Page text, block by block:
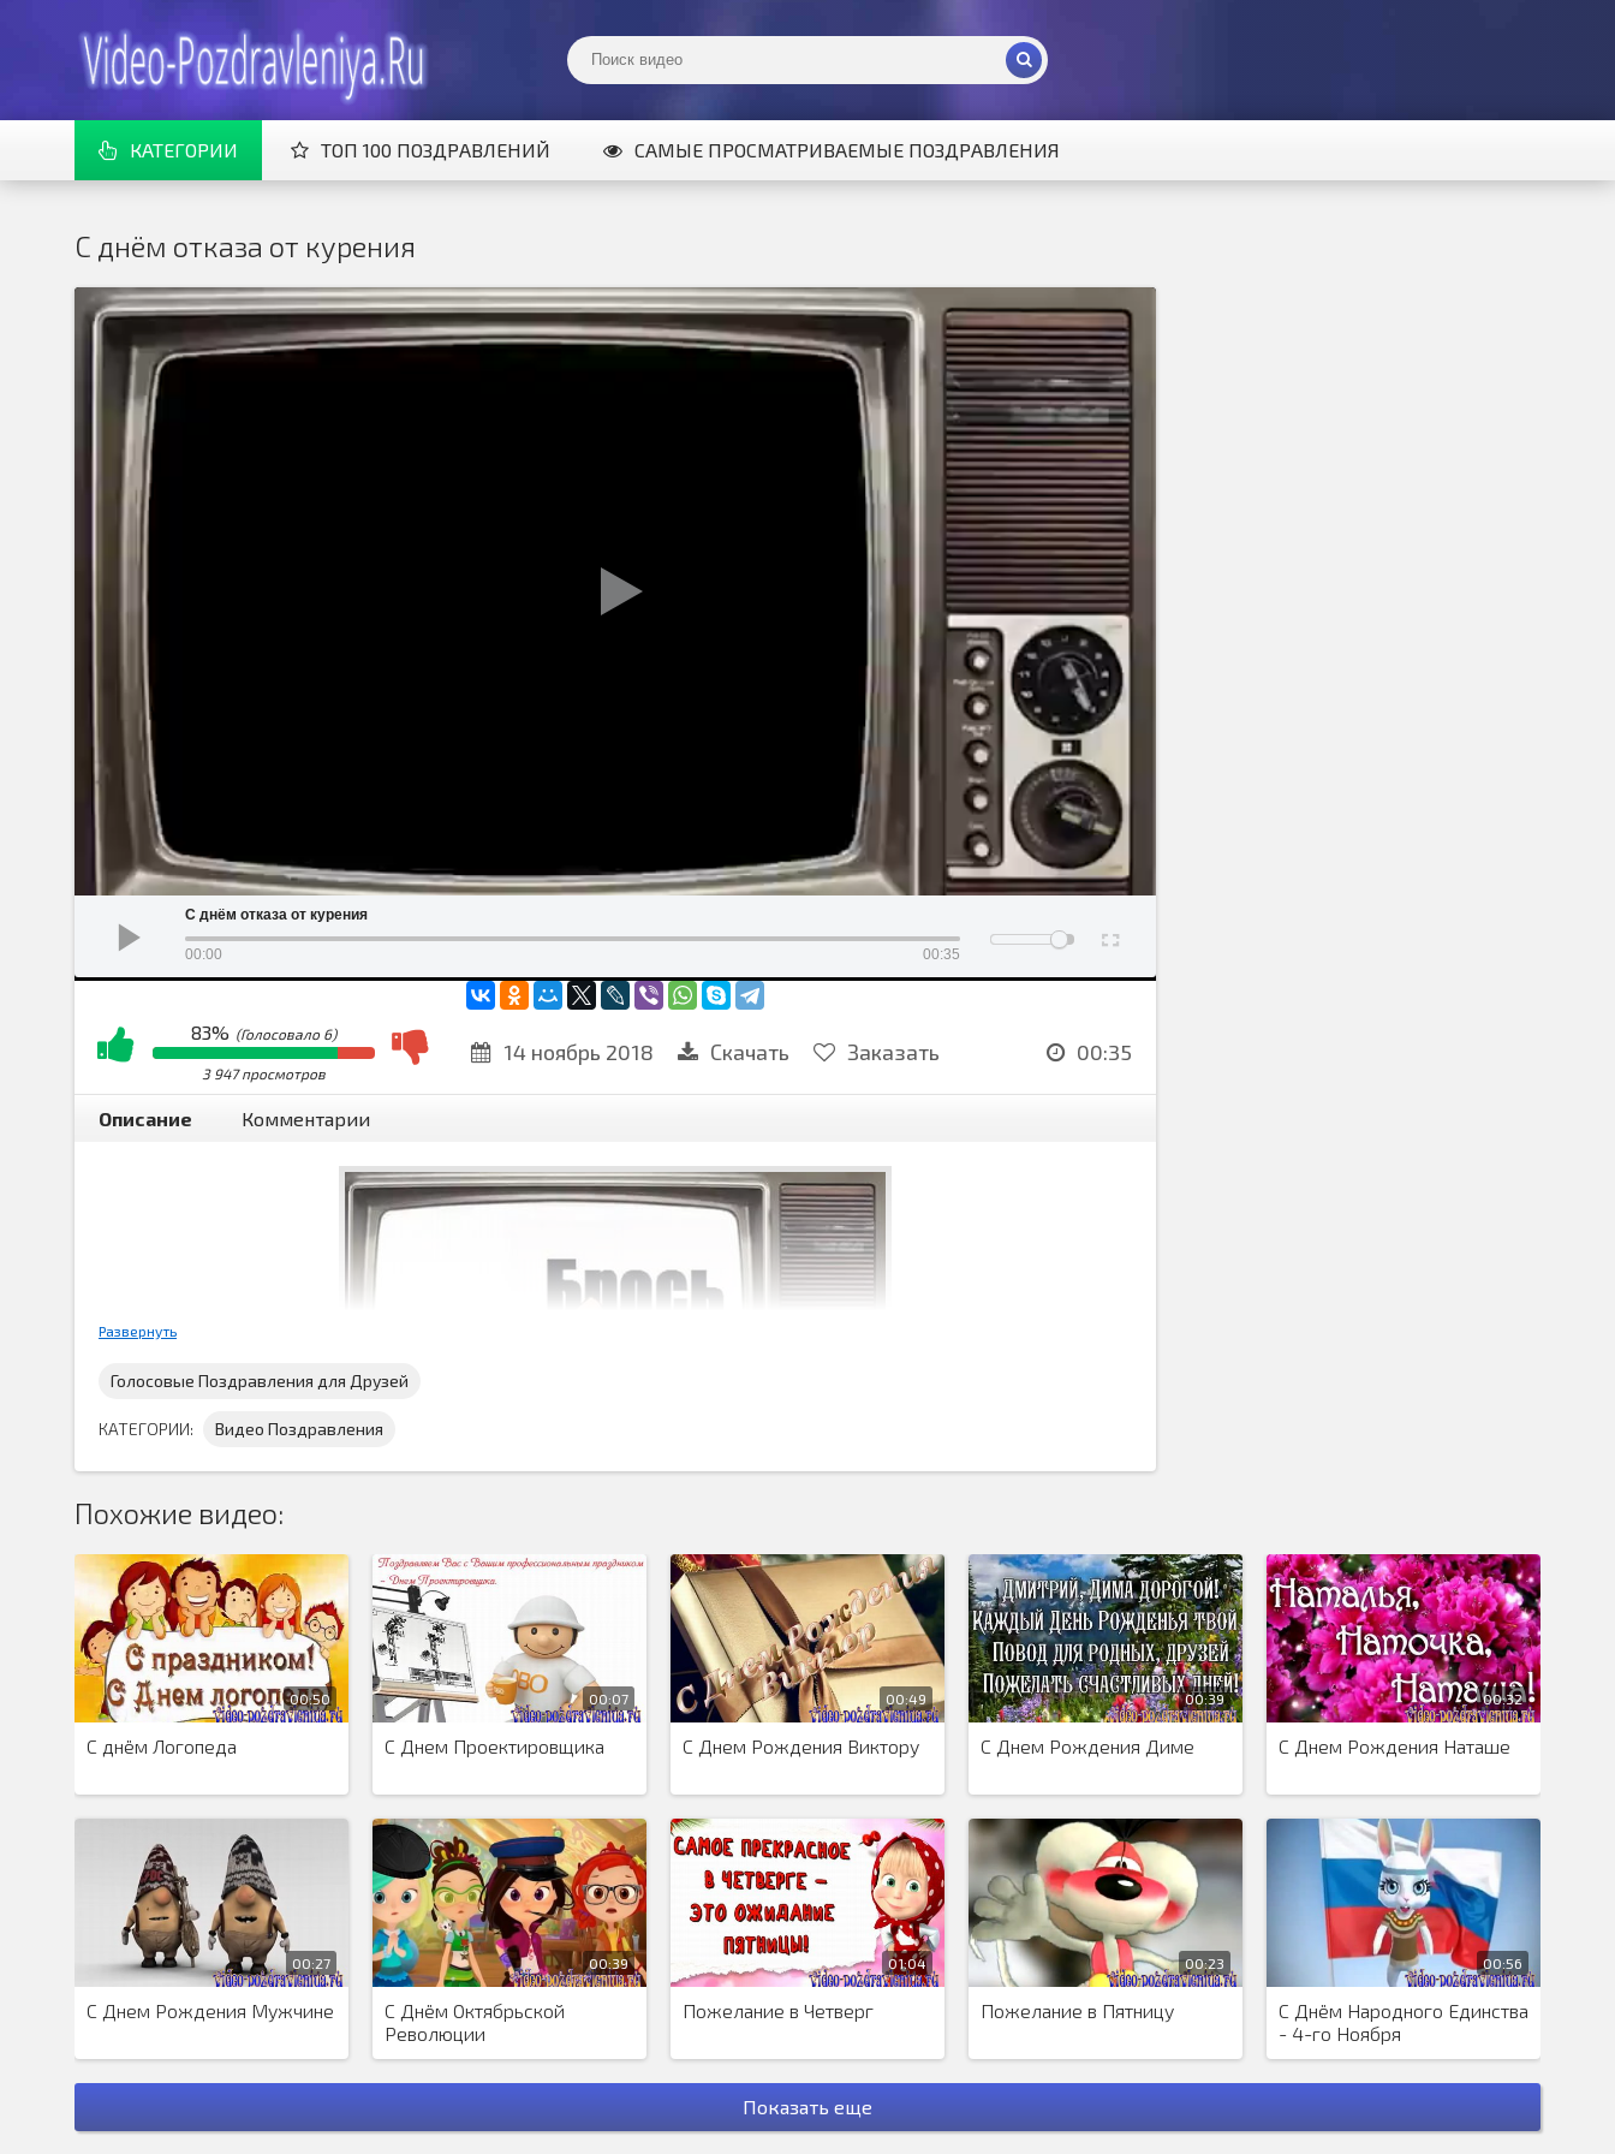
КАТЕГОРИИ ТОП 100 ПОЗДРАВЛЕНИЙ САМЫЕ ПРОСМАТРИВАЕМЫЕ ПОЗДРАВЛЕНИЯ
С днём отказа от курения
С днём отказа от курения
00:00 00:35
83% (Голосовало 6)
3 947 просмотров
14 ноябрь 2018 Скачать Заказать 00:35
Описание Комментарии
15 ноября Международный день отказа от курения, у нас есть видео поздравления на этот праздник. Его отмечают каждый
год, в третий четверг ноября, так что его дата плавающая и может быть разной. Скачайте у нас его на своё устройство и
поздравьте курильщика, который бросил это нелёгкое дело. Как говаривал один мудрец, "Курить бросить очень просто, я делал
это много раз"...
Развернуть
Голосовые Поздравления для Друзей
КАТЕГОРИИ: Видео Поздравления
Похожие видео:
00:50
С днём Логопеда
00:07
С Днем Проектировщика
00:49
С Днем Рождения Виктору
00:39
С Днем Рождения Диме
00:32
С Днем Рождения Наташе
00:27
С Днем Рождения Мужчине
00:39
С Днём Октябрьской
Революции
01:04
Пожелание в Четверг
00:23
Пожелание в Пятницу
00:56
С Днём Народного Единства
- 4-го Ноября
Показать еще